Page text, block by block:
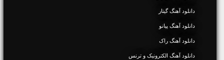
دانلود آهنگ گیتار
دانلود آهنگ پیانو
دانلود آهنگ راک
دانلود آهنگ الکترونیک و ترنس